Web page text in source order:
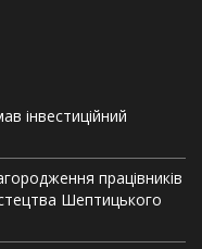
інвеcтиційний
працівників
Шептицького